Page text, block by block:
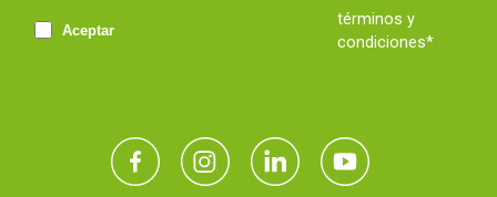
Aceptar
términos y
condiciones*